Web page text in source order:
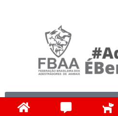
Clique